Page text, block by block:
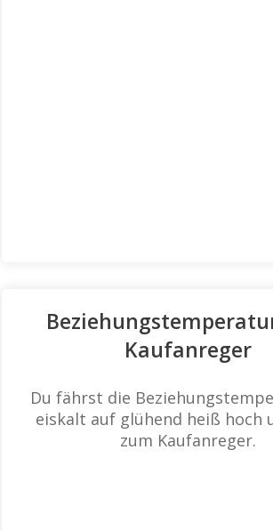
Kaufanreger
Du fährst die
eiskalt auf glühend heiß hoch
zum Kaufanreger.